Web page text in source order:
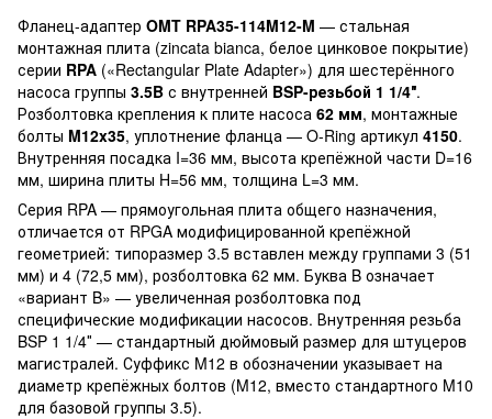
Фланец-адаптер OMT RPA35-114M12-M — стальная
монтажная плита (zincata bianca, белое цинковое покрытие)
серии RPA («Rectangular Plate Adapter») для шестерённого
насоса группы 3.5B с внутренней BSP-резьбой 1 1/4″.
Розболтовка крепления к плите насоса 62 мм, монтажные
болты M12x35, уплотнение фланца — O-Ring артикул 4150.
Внутренняя посадка I=36 мм, высота крепёжной части D=16
мм, ширина плиты H=56 мм, толщина L=3 мм.
Серия RPA — прямоугольная плита общего назначения,
отличается от RPGA модифицированной крепёжной
геометрией: типоразмер 3.5 вставлен между группами 3 (51
мм) и 4 (72,5 мм), розболтовка 62 мм. Буква B означает
«вариант B» — увеличенная розболтовка под
специфические модификации насосов. Внутренняя резьба
BSP 1 1/4″ — стандартный дюймовый размер для штуцеров
магистралей. Суффикс M12 в обозначении указывает на
диаметр крепёжных болтов (M12, вместо стандартного M10
для базовой группы 3.5).